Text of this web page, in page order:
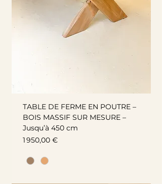
TABLE DE FERME EN POUTRE –
BOIS MASSIF SUR MESURE –
Jusqu’à 450 cm
Prix
1 950,00 €